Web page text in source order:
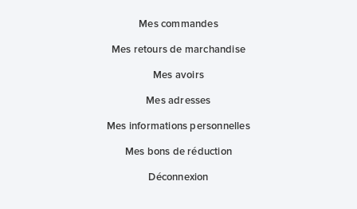
Mes commandes
Mes retours de marchandise
Mes avoirs
Mes adresses
Mes informations personnelles
Mes bons de réduction
Déconnexion